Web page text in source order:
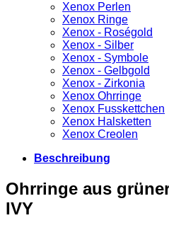
Xenox Perlen
Xenox Ringe
Xenox - Roségold
Xenox - Silber
Xenox - Symbole
Xenox - Gelbgold
Xenox - Zirkonia
Xenox Ohrringe
Xenox Fusskettchen
Xenox Halsketten
Xenox Creolen
Beschreibung
Ohrringe aus
IVY